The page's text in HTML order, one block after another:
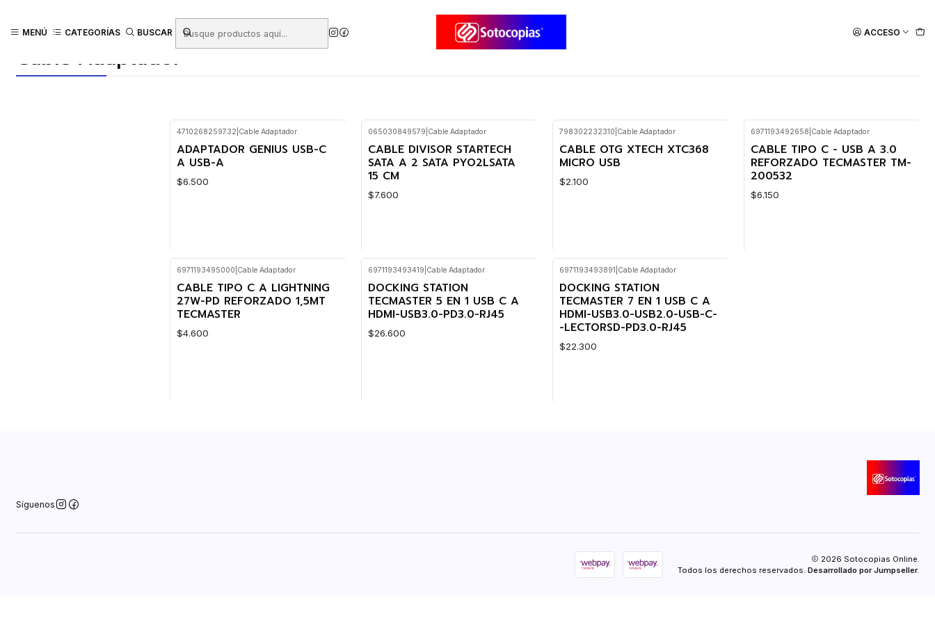
MENÚ CATEGORÍAS BUSCAR ACCESO
Cable Adaptador
4710268259732 Cable Adaptador
ADAPTADOR GENIUS USB-C
A USB-A
$6.500
065030849579 Cable Adaptador
CABLE DIVISOR STARTECH
SATA A 2 SATA PYO2LSATA
15 CM
$7.600
798302232310 Cable Adaptador
CABLE OTG XTECH XTC368
MICRO USB
$2.100
6971193492658 Cable Adaptador
CABLE TIPO C - USB A 3.0
REFORZADO TECMASTER TM-
200532
$6.150
6971193495000 Cable Adaptador
CABLE TIPO C A LIGHTNING
27W-PD REFORZADO 1,5MT
TECMASTER
$4.600
6971193493419 Cable Adaptador
DOCKING STATION
TECMASTER 5 EN 1 USB C A
HDMI-USB3.0-PD3.0-RJ45
$26.600
6971193493891 Cable Adaptador
DOCKING STATION
TECMASTER 7 EN 1 USB C A
HDMI-USB3.0-USB2.0-USB-C-
-LECTORSD-PD3.0-RJ45
$22.300
Síguenos
2026 Sotocopias Online.
Todos los derechos reservados. Desarrollado por Jumpseller.